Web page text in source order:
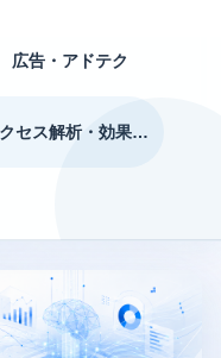
広告・アドテク
アクセス解析・効果測定